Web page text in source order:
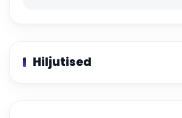
Hiljutised